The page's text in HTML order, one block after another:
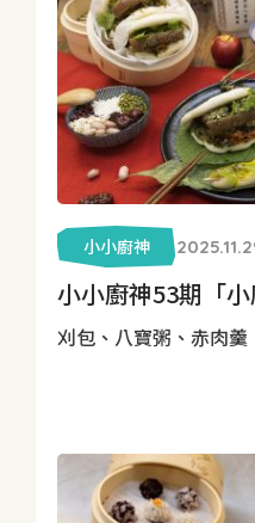
小小廚神
小小廚神53期「小
刈包、八寶粥、赤肉羹